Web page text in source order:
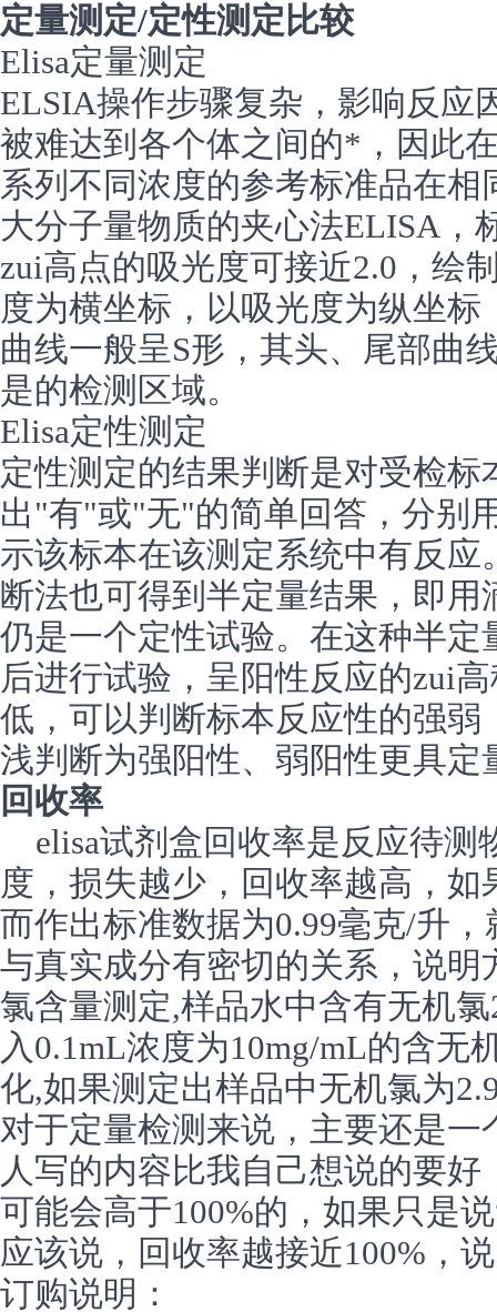
定量测定/定性测定 比较
Elisa定量测定
ELSIA操作步骤复杂，影响反应
被难达到各个体之间的*，因此
系列不同浓度的参考标准品在
大分子量物质的夹心法ELISA，
zui高点的吸光度可接近2.0，绘
度为横坐标，以吸光度为纵坐
曲线一般呈S形，其头、尾部曲
是的检测区域。
Elisa定性测定
定性测定的结果判断是对受检
出"有"或"无"的简单回答，分别
示该标本在该测定系统中有反
断法也可得到半定量结果，即
仍是一个定性试验。在这种半
后进行试验，呈阳性反应的zui
低，可以判断标本反应性的强
浅判断为强阳性、弱阳性更具定
回收率
elisa试剂盒回收率是反应待测
度，损失越少，回收率越高，
而作出标准数据为0.99毫克/升
与真实成分有密切的关系，说
氯含量测定,样品水中含有无机
入0.1mL浓度为10mg/mL的含无
化,如果测定出样品中无机氯为
对于定量检测来说，主要还是
人写的内容比我自己想说的要
可能会高于100%的，如果只是
应该说，回收率越接近100%，
订购说明：